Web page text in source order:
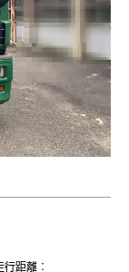
距離：